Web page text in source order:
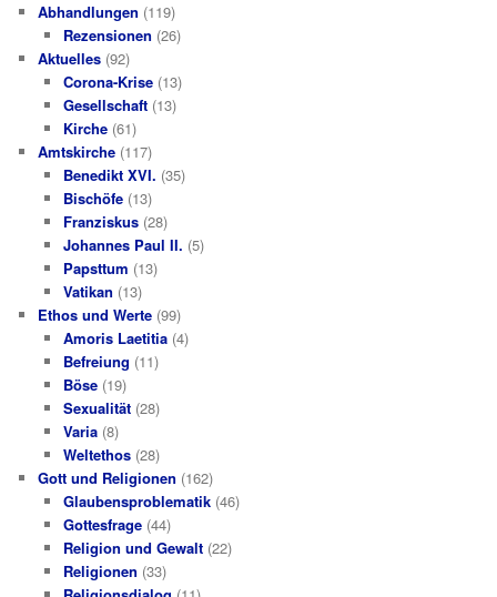
Abhandlungen (119)
Rezensionen (26)
Aktuelles (92)
Corona-Krise(13)
Gesellschaft(13)
Kirche(61)
Amtskirche (117)
Benedikt XVI. (35)
Bischöfe(13)
Franziskus(28)
Johannes Paul II. (5)
Papsttum (13)
Vatikan (13)
Ethos und Werte (99)
Amoris Laetitia(4)
Befreiung (11)
Böse(19)
Sexualität(28)
Varia(8)
Weltethos(28)
Gott und Religionen (162)
Glaubensproblematik(46)
Gottesfrage(44)
Religion und Gewalt(22)
Religionen (33)